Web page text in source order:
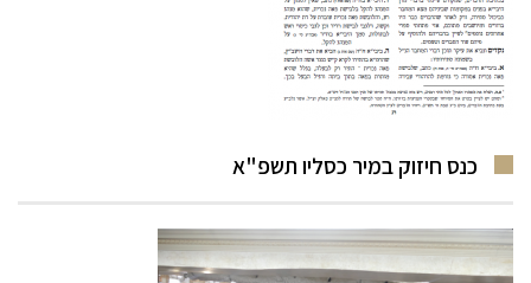
כנס חיזוק במיר כסליו תשפ"א